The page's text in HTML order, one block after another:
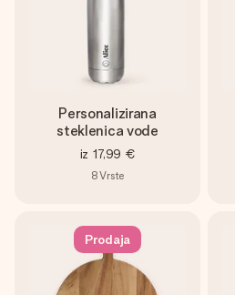
Personalizirana
steklenica vode
iz 17,99 €
8Vrste
Prodaja